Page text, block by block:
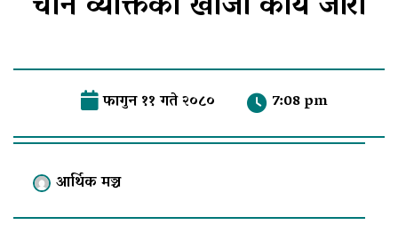
फागुन ११ गते २०८० 7:08 pm
आर्थिक मञ्च